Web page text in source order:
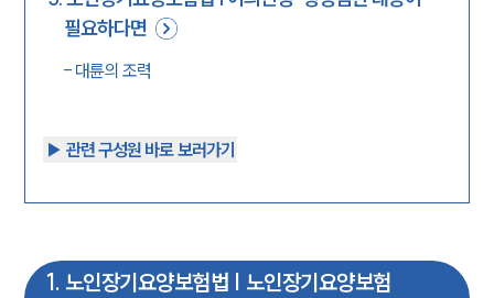
필요하다면
- 대륜의 조력
▶︎ 관련 구성원 바로 보러가기
1 . 노인장기요양보험법 | 노인장기요양보험